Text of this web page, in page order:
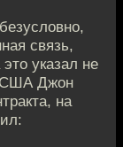
связь,
указал не
США Джон
на